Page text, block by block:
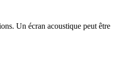
Un écran acoustique peut être